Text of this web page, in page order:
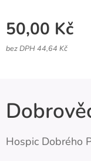
50,00 Kč
bez DPH 44,64 Kč
Hospic Dobrého